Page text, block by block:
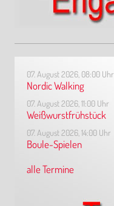
07. August 2026, 08:00 Uhr
Nordic Walking
07. August 2026, 11:00 Uhr
Weißwurstfrühstück
07. August 2026, 14:00 Uhr
Boule-Spielen
alle Termine